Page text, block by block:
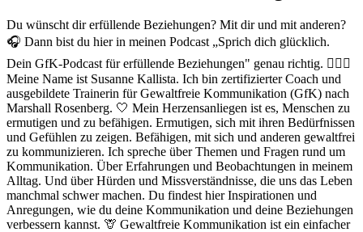
Du wünscht dir erfüllende Beziehungen? Mit dir und mit anderen?
🎧 Dann bist du hier in meinen Podcast „Sprich dich glücklich.
Dein GfK-Podcast für erfüllende Beziehungen" genau richtig. 🙋🏻‍♀️
Meine Name ist Susanne Kallista. Ich bin zertifizierter Coach und
ausgebildete Trainerin für Gewaltfreie Kommunikation (GfK) nach
Marshall Rosenberg. 🤍 Mein Herzensanliegen ist es, Menschen zu
ermutigen und zu befähigen. Ermutigen, sich mit ihren Bedürfnissen
und Gefühlen zu zeigen. Befähigen, mit sich und anderen gewaltfrei
zu kommunizieren. Ich spreche über Themen und Fragen rund um
Kommunikation. Über Erfahrungen und Beobachtungen in meinem
Alltag. Und über Hürden und Missverständnisse, die uns das Leben
manchmal schwer machen. Du findest hier Inspirationen und
Anregungen, wie du deine Kommunikation und deine Beziehungen
verbessern kannst. 🦒 Gewaltfreie Kommunikation ist ein einfacher